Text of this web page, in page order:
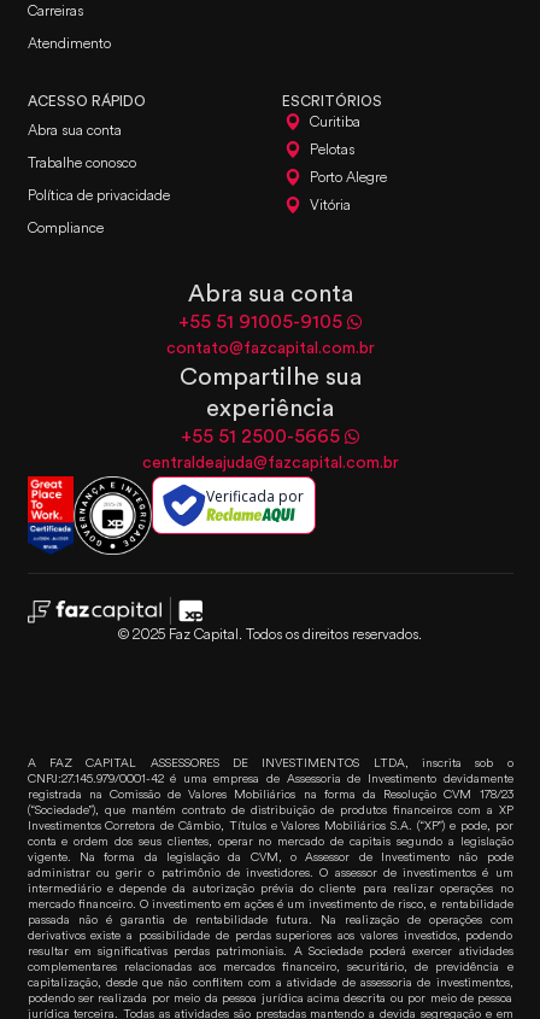
Carreiras
Atendimento
ACESSO RÁPIDO
Abra sua conta
Trabalhe conosco
Política de privacidade
Compliance
ESCRITÓRIOS
Curitiba
Pelotas
Porto Alegre
Vitória
Abra sua conta
+55 51 91005-9105
contato@fazcapital.com.br
Compartilhe sua
experiência
+55 51 2500-5665
centraldeajuda@fazcapital.com.br
Verificada por
© 2025 Faz Capital. Todos os direitos reservados.
A FAZ CAPITAL ASSESSORES DE INVESTIMENTOS LTDA, inscrita sob o
CNPJ:27.145.979/0001-42 é uma empresa de Assessoria de Investimento devidamente
registrada na Comissão de Valores Mobiliários na forma da Resolução CVM 178/23
(“Sociedade”), que mantém contrato de distribuição de produtos financeiros com a XP
Investimentos Corretora de Câmbio, Títulos e Valores Mobiliários S.A. (“XP”) e pode, por
conta e ordem dos seus clientes, operar no mercado de capitais segundo a legislação
vigente. Na forma da legislação da CVM, o Assessor de Investimento não pode
administrar ou gerir o patrimônio de investidores. O assessor de investimentos é um
intermediário e depende da autorização prévia do cliente para realizar operações no
mercado financeiro. O investimento em ações é um investimento de risco, e rentabilidade
passada não é garantia de rentabilidade futura. Na realização de operações com
derivativos existe a possibilidade de perdas superiores aos valores investidos, podendo
resultar em significativas perdas patrimoniais. A Sociedade poderá exercer atividades
complementares relacionadas aos mercados financeiro, securitário, de previdência e
capitalização, desde que não conflitem com a atividade de assessoria de investimentos,
podendo ser realizada por meio da pessoa jurídica acima descrita ou por meio de pessoa
jurídica terceira. Todas as atividades são prestadas mantendo a devida segregação e em